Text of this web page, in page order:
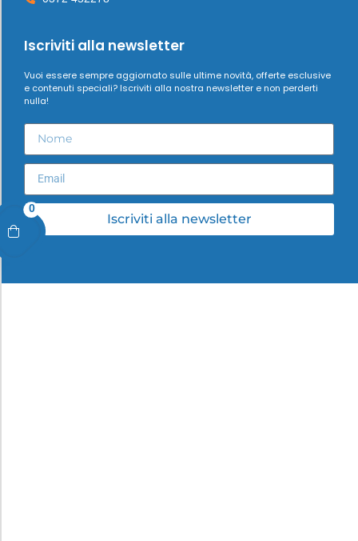
0
Iscriviti alla newsletter
Vuoi essere sempre aggiornato sulle ultime novità, offerte esclusive
e contenuti speciali? Iscriviti alla nostra newsletter e non perderti
nulla!
Iscriviti alla newsletter